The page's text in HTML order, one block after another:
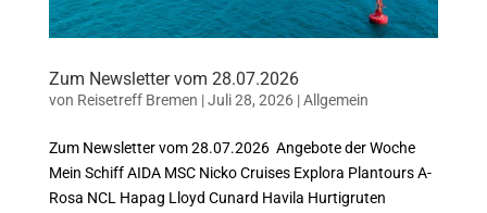
Zum Newsletter vom 28.07.2026
von Reisetreff Bremen |Juli 28, 2026|Allgemein
Zum Newsletter vom 28.07.2026 Angebote der Woche
Mein Schiff AIDA MSC Nicko Cruises Explora Plantours A-
Rosa NCL Hapag Lloyd Cunard Havila Hurtigruten